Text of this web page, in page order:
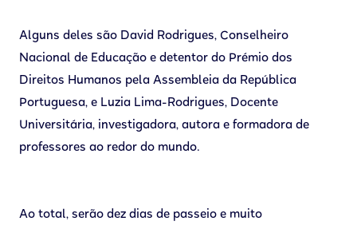
Alguns deles são David Rodrigues, Conselheiro
Nacional de Educação e detentor do Prémio dos
Direitos Humanos pela Assembleia da República
Portuguesa, e Luzia Lima-Rodrigues, Docente
Universitária, investigadora, autora e formadora de
professores ao redor do mundo.
Ao total, serão dez dias de passeio e muito